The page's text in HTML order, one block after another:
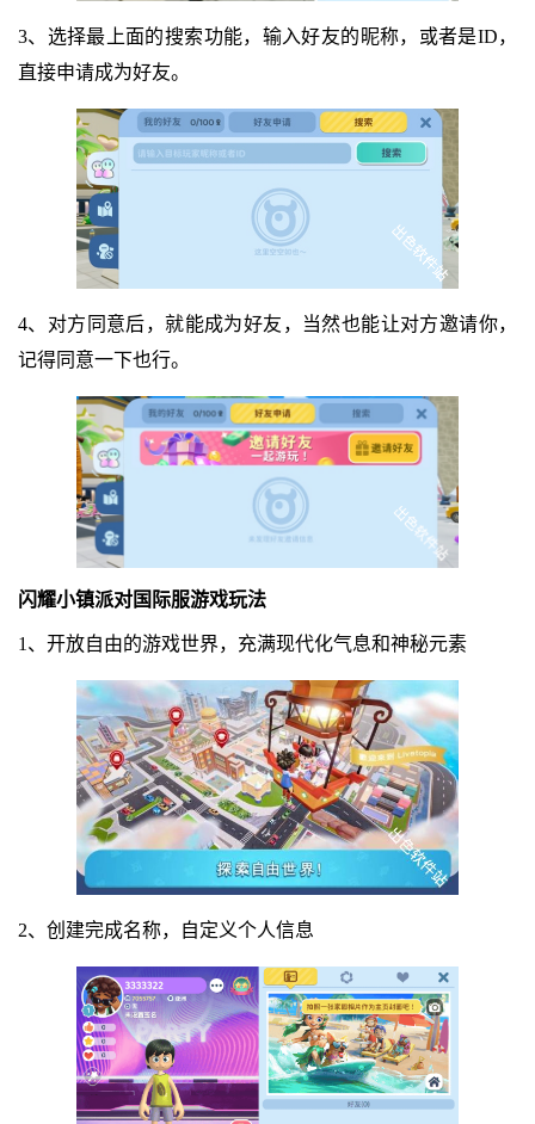
3、选择最上面的搜索功能，输入好友的昵称，或者是ID，
直接申请成为好友。
4、对方同意后，就能成为好友，当然也能让对方邀请你，
记得同意一下也行。
闪耀小镇派对国际服游戏玩法
1、开放自由的游戏世界，充满现代化气息和神秘元素
2、创建完成名称，自定义个人信息